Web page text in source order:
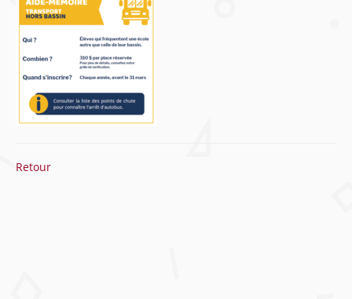
Retour